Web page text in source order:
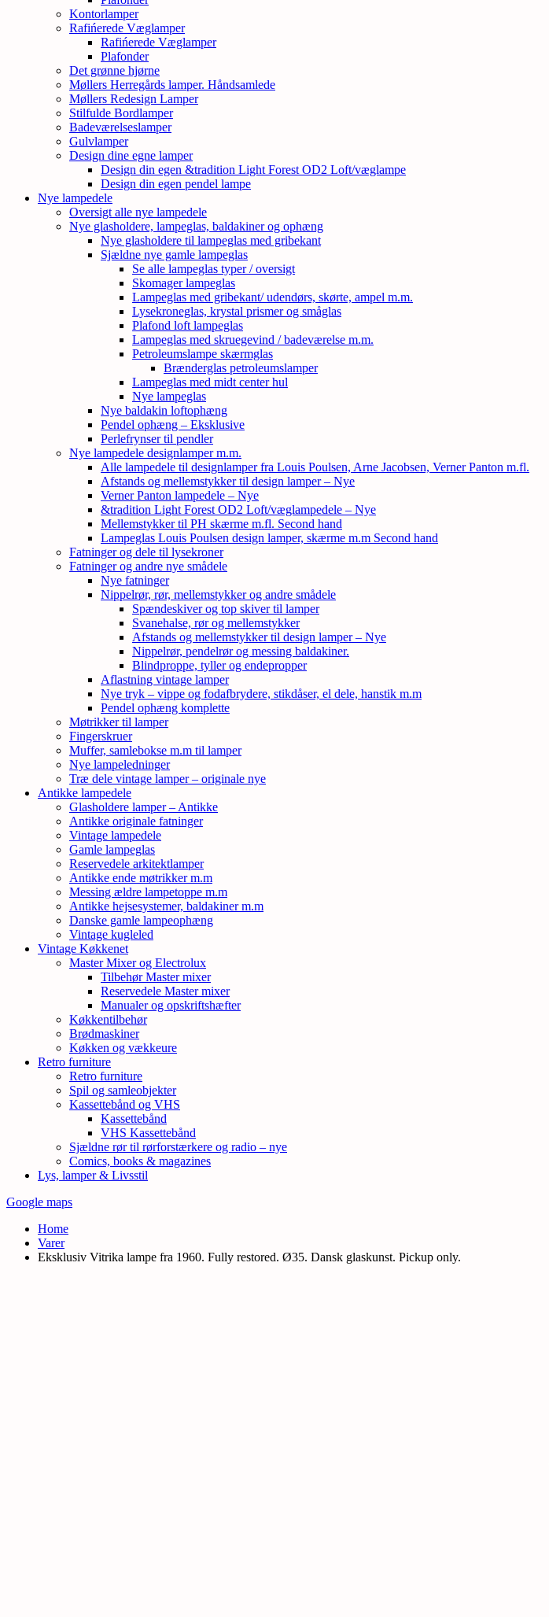
Kontorlamper
Rafińerede Væglamper
Rafińerede Væglamper
Plafonder
Det grønne hjørne
Møllers Herregårds lamper. Håndsamlede
Møllers Redesign Lamper
Stilfulde Bordlamper
Badeværelseslamper
Gulvlamper
Design dine egne lamper
Design din egen &tradition Light Forest OD2 Loft/væglampe
Design din egen pendel lampe
Nye lampedele
Oversigt alle nye lampedele
Nye glasholdere, lampeglas, baldakiner og ophæng
Nye glasholdere til lampeglas med gribekant
Sjældne nye gamle lampeglas
Se alle lampeglas typer / oversigt
Skomager lampeglas
Lampeglas med gribekant/ udendørs, skørte, ampel m.m.
Lysekroneglas, krystal prismer og småglas
Plafond loft lampeglas
Lampeglas med skruegevind / badeværelse m.m.
Petroleumslampe skærmglas
Brænderglas petroleumslamper
Lampeglas med midt center hul
Nye lampeglas
Nye baldakin loftophæng
Pendel ophæng – Eksklusive
Perlefrynser til pendler
Nye lampedele designlamper m.m.
Alle lampedele til designlamper fra Louis Poulsen, Arne Jacobsen, Verner Panton m.fl.
Afstands og mellemstykker til design lamper – Nye
Verner Panton lampedele – Nye
&tradition Light Forest OD2 Loft/væglampedele – Nye
Mellemstykker til PH skærme m.fl. Second hand
Lampeglas Louis Poulsen design lamper, skærme m.m Second hand
Fatninger og dele til lysekroner
Fatninger og andre nye smådele
Nye fatninger
Nippelrør, rør, mellemstykker og andre smådele
Spændeskiver og top skiver til lamper
Svanehalse, rør og mellemstykker
Afstands og mellemstykker til design lamper – Nye
Nippelrør, pendelrør og messing baldakiner.
Blindproppe, tyller og endepropper
Aflastning vintage lamper
Nye tryk – vippe og fodafbrydere, stikdåser, el dele, hanstik m.m
Pendel ophæng komplette
Møtrikker til lamper
Fingerskruer
Muffer, samlebokse m.m til lamper
Nye lampeledninger
Træ dele vintage lamper – originale nye
Antikke lampedele
Glasholdere lamper – Antikke
Antikke originale fatninger
Vintage lampedele
Gamle lampeglas
Reservedele arkitektlamper
Antikke ende møtrikker m.m
Messing ældre lampetoppe m.m
Antikke hejsesystemer, baldakiner m.m
Danske gamle lampeophæng
Vintage kugleled
Vintage Køkkenet
Master Mixer og Electrolux
Tilbehør Master mixer
Reservedele Master mixer
Manualer og opskriftshæfter
Køkkentilbehør
Brødmaskiner
Køkken og vækkeure
Retro furniture
Retro furniture
Spil og samleobjekter
Kassettebånd og VHS
Kassettebånd
VHS Kassettebånd
Sjældne rør til rørforstærkere og radio – nye
Comics, books & magazines
Lys, lamper & Livsstil
Google maps
Home
Varer
Eksklusiv Vitrika lampe fra 1960. Fully restored. Ø35. Dansk glaskunst. Pickup only.